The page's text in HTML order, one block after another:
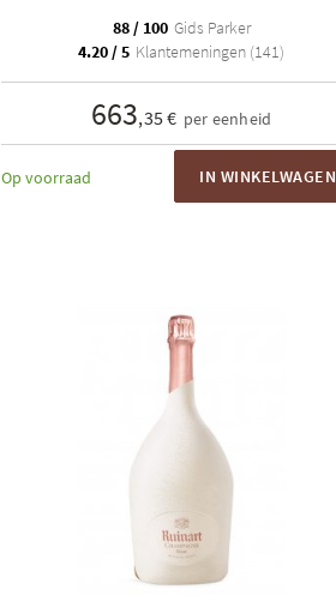
88 / 100 Gids Parker
4.20 / 5 Klantemeningen (141)
663,35 € per eenheid
Op voorraad IN WINKELWAGEN